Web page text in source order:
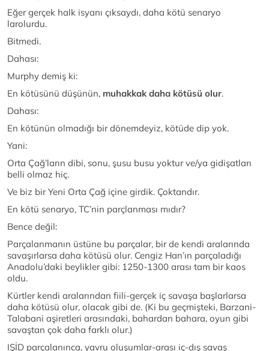
Eğer gerçek halk isyanı çıksaydı, daha kötü senaryo
larolurdu.
Bitmedi.
Dahası:
Murphy demiş ki:
En kötüsünü düşünün, muhakkak daha kötüsü olur.
Dahası:
En kötünün olmadığı bir dönemdeyiz, kötüde dip yok.
Yani:
Orta Çağ’ların dibi, sonu, şusu busu yoktur ve/ya gidişatları
belli olmaz hiç.
Ve biz bir Yeni Orta Çağ içine girdik. Çoktandır.
En kötü senaryo, TC’nin parçlanması mıdır?
Bence değil:
Parçalanmanın üstüne bu parçalar, bir de kendi aralarında
savaşırlarsa daha kötüsü olur. Cengiz Han’ın parçaladığı
Anadolu’daki beylikler gibi: 1250-1300 arası tam bir kaos
oldu.
Kürtler kendi aralarından fiili-gerçek iç savaşa başlarlarsa
daha kötüsü olur, olacak gibi de. (Ki bu geçmişteki, Barzani-
Talabani aşiretleri arasındaki, bahardan bahara, oyun gibi
savaştan çok daha farklı olur.)
IŞİD parçalanınca, yavru oluşumlar-arası iç-dış savaş